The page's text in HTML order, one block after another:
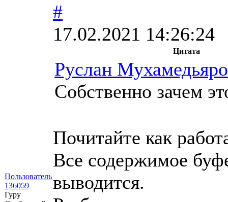
Пользователь
136059
Гуру
#
17.02.2021 14:26:24
Цитата
Руслан
Собственно зачем
Почитайте как
Все содержимое
выводится.